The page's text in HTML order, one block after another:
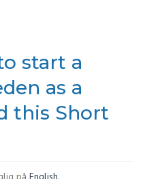
start a
as a
this Short
på English.